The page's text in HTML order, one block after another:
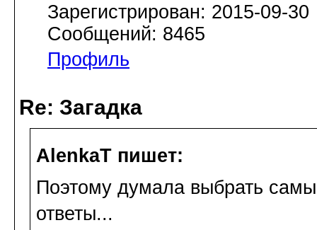
Зарегистрирован: 2015-09-30
Сообщений: 8465
Профиль
Re: Загадка
AlenkaT пишет:
Поэтому думала выбрать
ответы...